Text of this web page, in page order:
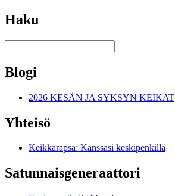
Haku
Blogi
2026 KESÄN JA SYKSYN KEIKAT
Yhteisö
Keikkarapsa: Kanssasi keskipenkillä
Satunnais­generaattori